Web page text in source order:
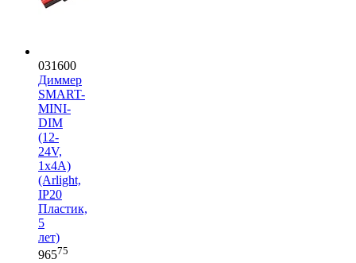
031600
Диммер
SMART-
MINI-
DIM
(12-
24V,
1x4A)
(Arlight,
IP20
Пластик,
5
лет)
96575